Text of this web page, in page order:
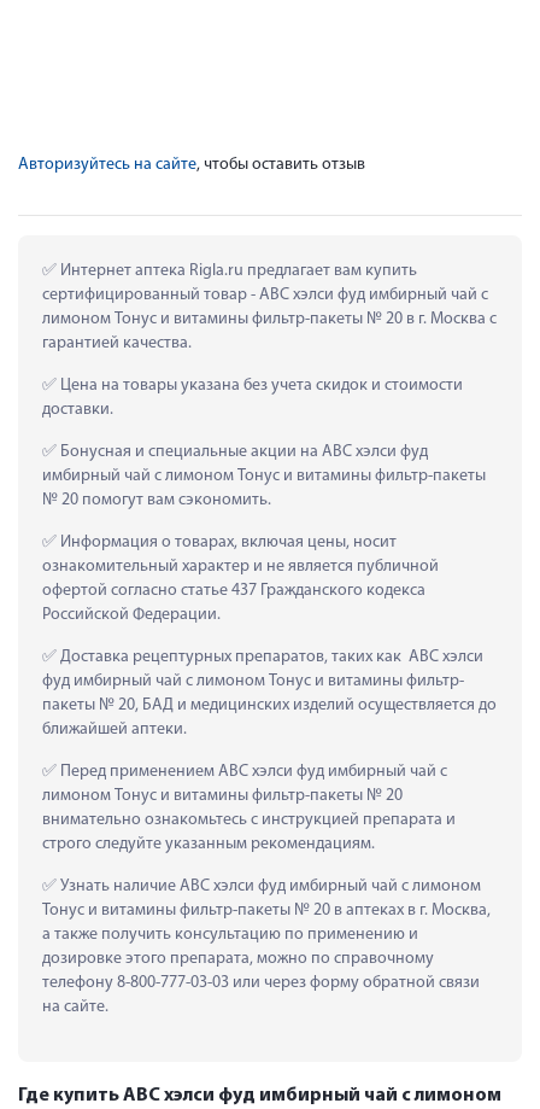
Авторизуйтесь на сайте, чтобы оставить отзыв
Интернет аптека Rigla.ru предлагает вам купить
сертифицированный товар - АВС хэлси фуд имбирный чай с
лимоном Тонус и витамины фильтр-пакеты № 20 в г. Москва с
гарантией качества.
Цена на товары указана без учета скидок и стоимости
доставки.
Бонусная и специальные акции на АВС хэлси фуд
имбирный чай с лимоном Тонус и витамины фильтр-пакеты
№ 20 помогут вам сэкономить.
Информация о товарах, включая цены, носит
ознакомительный характер и не является публичной
офертой согласно статье 437 Гражданского кодекса
Российской Федерации.
Доставка рецептурных препаратов, таких как  АВС хэлси
фуд имбирный чай с лимоном Тонус и витамины фильтр-
пакеты № 20, БАД и медицинских изделий осуществляется до
ближайшей аптеки.
Перед применением АВС хэлси фуд имбирный чай с
лимоном Тонус и витамины фильтр-пакеты № 20
внимательно ознакомьтесь с инструкцией препарата и
строго следуйте указанным рекомендациям.
Узнать наличие АВС хэлси фуд имбирный чай с лимоном
Тонус и витамины фильтр-пакеты № 20 в аптеках в г. Москва,
а также получить консультацию по применению и
дозировке этого препарата, можно по справочному
телефону 8-800-777-03-03 или через форму обратной связи
на сайте.
Где купить АВС хэлси фуд имбирный чай с лимоном